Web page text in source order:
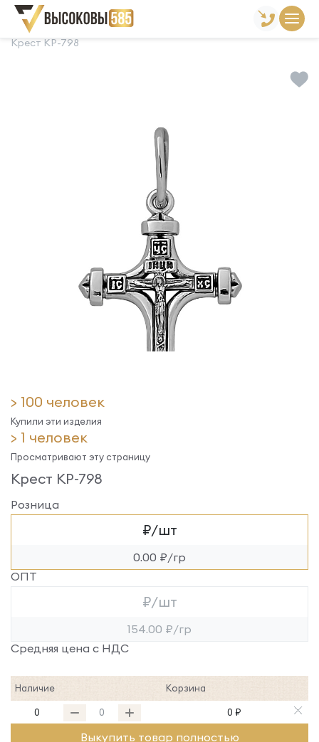
Главная Склад готовой продукции
Крест КР-798
> 100 человек
Купили эти изделия
> 1 человек
Просматривают эту страницу
Крест КР-798
Розница
₽/шт
0.00 ₽/гр
ОПТ
₽/шт
154.00 ₽/гр
Средняя цена с НДС
Наличие Корзина
0 0 ₽
Выкупить товар полностью